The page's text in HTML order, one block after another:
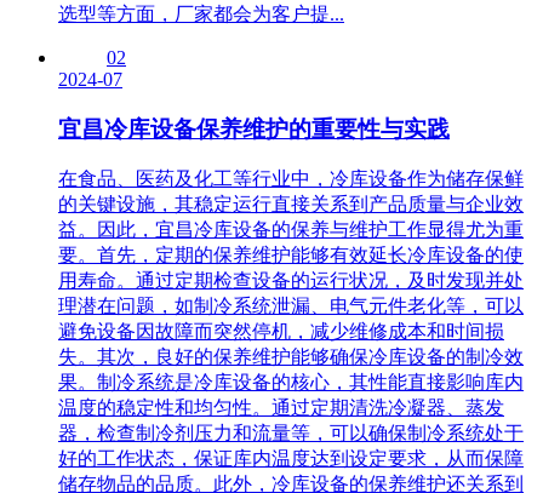
选型等方面，厂家都会为客户提...
02
2024-07
宜昌冷库设备保养维护的重要性与实践
在食品、医药及化工等行业中，冷库设备作为储存保鲜
的关键设施，其稳定运行直接关系到产品质量与企业效
益。因此，宜昌冷库设备的保养与维护工作显得尤为重
要。首先，定期的保养维护能够有效延长冷库设备的使
用寿命。通过定期检查设备的运行状况，及时发现并处
理潜在问题，如制冷系统泄漏、电气元件老化等，可以
避免设备因故障而突然停机，减少维修成本和时间损
失。其次，良好的保养维护能够确保冷库设备的制冷效
果。制冷系统是冷库设备的核心，其性能直接影响库内
温度的稳定性和均匀性。通过定期清洗冷凝器、蒸发
器，检查制冷剂压力和流量等，可以确保制冷系统处于
好的工作状态，保证库内温度达到设定要求，从而保障
储存物品的品质。此外，冷库设备的保养维护还关系到